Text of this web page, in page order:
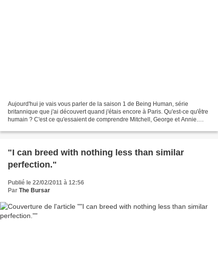
Aujourd'hui je vais vous parler de la saison 1 de Being Human, série
britannique que j'ai découvert quand j'étais encore à Paris. Qu'est-ce qu'être
humain ? C'est ce qu'essaient de comprendre Mitchell, George et Annie.
"I can breed with nothing less than similar
perfection."
Publié le 22/02/2011 à 12:56
Par The Bursar